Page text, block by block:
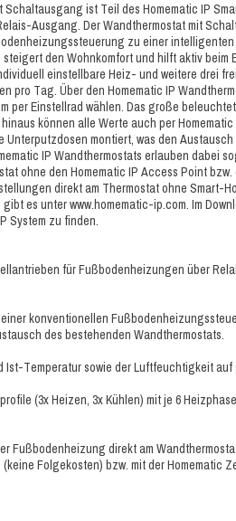
Schaltausgang ist Teil des Homematic IP
Ausgang. Der Wandthermostat mit
zu einer
den Wohnkomfort und hilft aktiv beim
einstellbare Heiz- und weitere drei
pro Tag. Über den Homematic IP
per Einstellrad wählen. Das große
können alle Werte auch per
Unterputzdosen montiert, was den
IP Wandthermostats erlauben dabei
ohne den Homematic IP Access Point
direkt am Thermostat ohne Smart-
es unter www.homematic-ip.com. Im
System zu finden.
für Fußbodenheizungen über
konventionellen
des bestehenden Wandthermostats.
Ist-Temperatur sowie der Luftfeuchtigkeit
(3x Heizen, 3x Kühlen) mit je 6
Fußbodenheizung direkt am
Folgekosten) bzw. mit der Homematic